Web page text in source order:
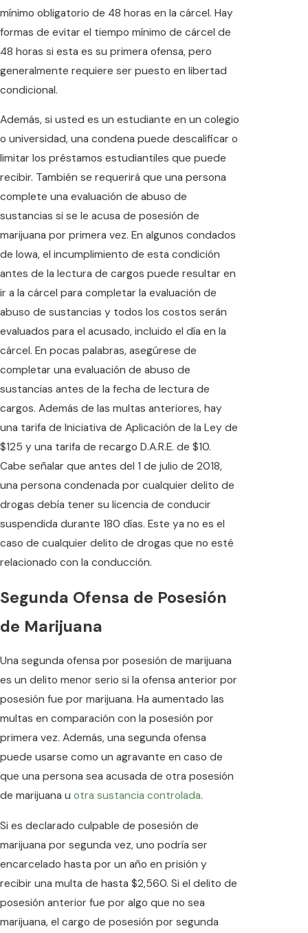
mínimo obligatorio de 48 horas en la cárcel. Hay
formas de evitar el tiempo mínimo de cárcel de
48 horas si esta es su primera ofensa, pero
generalmente requiere ser puesto en libertad
condicional.
Además, si usted es un estudiante en un colegio
o universidad, una condena puede descalificar o
limitar los préstamos estudiantiles que puede
recibir. También se requerirá que una persona
complete una evaluación de abuso de
sustancias si se le acusa de posesión de
marijuana por primera vez. En algunos condados
de Iowa, el incumplimiento de esta condición
antes de la lectura de cargos puede resultar en
ir a la cárcel para completar la evaluación de
abuso de sustancias y todos los costos serán
evaluados para el acusado, incluido el día en la
cárcel. En pocas palabras, asegúrese de
completar una evaluación de abuso de
sustancias antes de la fecha de lectura de
cargos. Además de las multas anteriores, hay
una tarifa de Iniciativa de Aplicación de la Ley de
$125 y una tarifa de recargo D.A.R.E. de $10.
Cabe señalar que antes del 1 de julio de 2018,
una persona condenada por cualquier delito de
drogas debía tener su licencia de conducir
suspendida durante 180 días. Este ya no es el
caso de cualquier delito de drogas que no esté
relacionado con la conducción.
Segunda Ofensa de Posesión
de Marijuana
Una segunda ofensa por posesión de marijuana
es un delito menor serio si la ofensa anterior por
posesión fue por marijuana. Ha aumentado las
multas en comparación con la posesión por
primera vez. Además, una segunda ofensa
puede usarse como un agravante en caso de
que una persona sea acusada de otra posesión
de marijuana u otra sustancia controlada.
Si es declarado culpable de posesión de
marijuana por segunda vez, uno podría ser
encarcelado hasta por un año en prisión y
recibir una multa de hasta $2,560. Si el delito de
posesión anterior fue por algo que no sea
marijuana, el cargo de posesión por segunda